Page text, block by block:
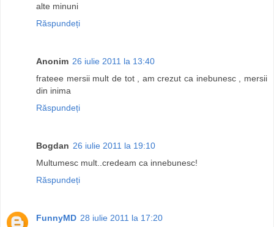
alte minuni
Răspundeți
Anonim 26 iulie 2011 la 13:40
frateee mersii mult de tot , am crezut ca inebunesc , mersii
din inima
Răspundeți
Bogdan 26 iulie 2011 la 19:10
Multumesc mult..credeam ca innebunesc!
Răspundeți
FunnyMD 28 iulie 2011 la 17:20